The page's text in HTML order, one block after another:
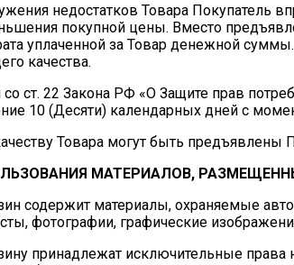
недостатков Товара Покупатель
покупной цены. Вместо
уплаченной за Товар денежной
качества.
со ст. 22 Закона РФ «О Защите прав
10 (Десяти) календарных дней с
Товара могут быть предъявлены
МАТЕРИАЛОВ,
содержит материалы, охраняемые
фотографии, графические
принадлежат исключительные